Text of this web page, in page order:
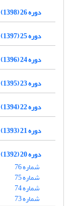
دوره 26 (1398)
دوره 25 (1397)
دوره 24 (1396)
دوره 23 (1395)
دوره 22 (1394)
دوره 21 (1393)
دوره 20 (1392)
شماره 76
شماره 75
شماره 74
شماره 73